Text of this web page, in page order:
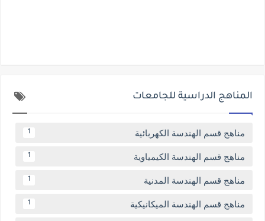
المناهج الدراسية للجامعات
مناهج قسم الهندسة الكهربائية 1
مناهج قسم الهندسة الكيمياوية 1
مناهج قسم الهندسة المدنية 1
مناهج قسم الهندسة الميكانيكية 1